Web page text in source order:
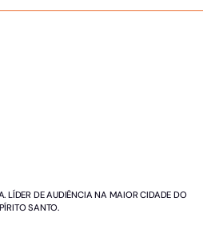
LÍDER DE AUDIÊNCIA NA MAIOR CIDADE DO
SANTO.